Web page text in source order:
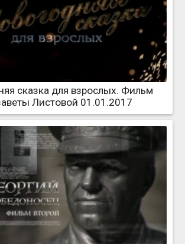
сказка для взрослых. Фильм
Листовой 01.01.2017